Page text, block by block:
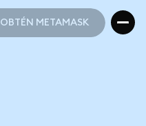
OBTÉN METAMASK